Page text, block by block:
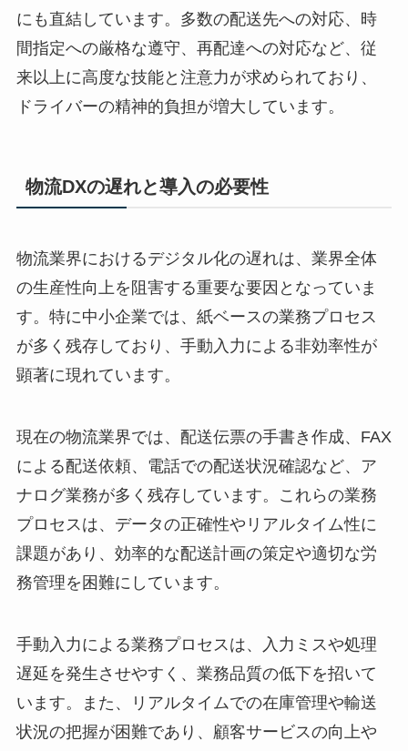
にも直結しています。多数の配送先への対応、時
間指定への厳格な遵守、再配達への対応など、従
来以上に高度な技能と注意力が求められており、
ドライバーの精神的負担が増大しています。
物流DXの遅れと導入の必要性
物流業界におけるデジタル化の遅れは、業界全体
の生産性向上を阻害する重要な要因となっていま
す。特に中小企業では、紙ベースの業務プロセス
が多く残存しており、手動入力による非効率性が
顕著に現れています。
現在の物流業界では、配送伝票の手書き作成、FAX
による配送依頼、電話での配送状況確認など、ア
ナログ業務が多く残存しています。これらの業務
プロセスは、データの正確性やリアルタイム性に
課題があり、効率的な配送計画の策定や適切な労
務管理を困難にしています。
手動入力による業務プロセスは、入力ミスや処理
遅延を発生させやすく、業務品質の低下を招いて
います。また、リアルタイムでの在庫管理や輸送
状況の把握が困難であり、顧客サービスの向上や